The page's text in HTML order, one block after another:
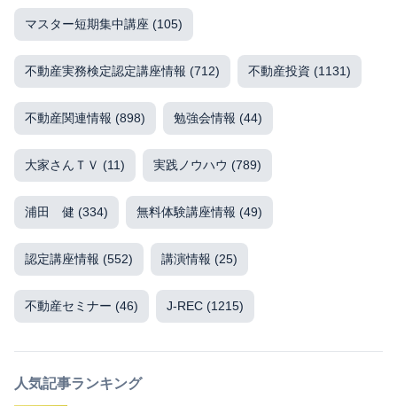
マスター短期集中講座 (105)
不動産実務検定認定講座情報 (712) 不動産投資 (1131)
不動産関連情報 (898) 勉強会情報 (44)
大家さんＴＶ (11) 実践ノウハウ (789)
浦田 健 (334) 無料体験講座情報 (49)
認定講座情報 (552) 講演情報 (25)
不動産セミナー (46) J-REC (1215)
人気記事ランキング